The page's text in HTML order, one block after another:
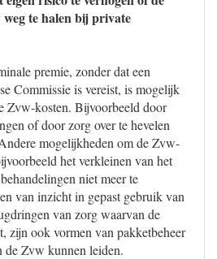
te halen bij private
premie, zonder dat een
Commissie is vereist, is mogelijk
Zvw-kosten. Bijvoorbeeld door
of door zorg over te hevelen
mogelijkheden om de Zvw-
het verkleinen van het
niet meer te
van inzicht in gepast gebruik van
van zorg waarvan de
zijn ook vormen van pakketbeheer
de Zvw kunnen leiden.